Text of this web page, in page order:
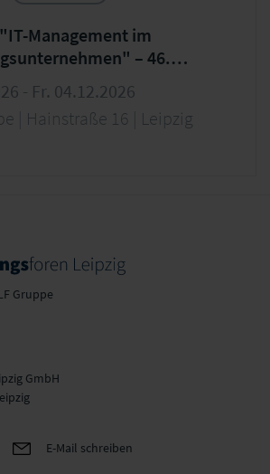
Management im
– 46.
- Fr. 04.12.2026
| Hainstraße 16 | Leipzig
Gruppe
GmbH
E-Mail schreiben